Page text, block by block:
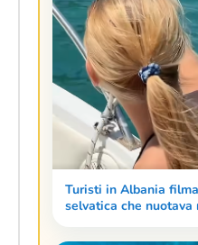
Turisti in Albania
selvatica che nuotava